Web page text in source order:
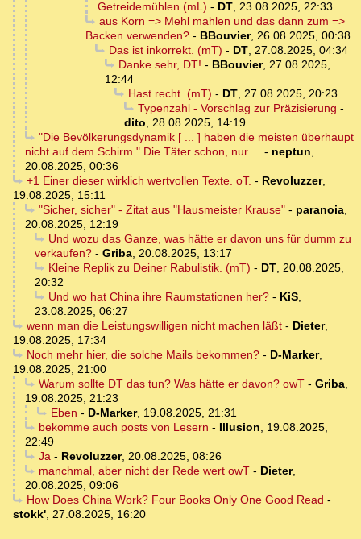
Getreidemühlen (mL) - DT, 23.08.2025, 22:33
aus Korn => Mehl mahlen und das dann zum =>
Backen verwenden? - BBouvier, 26.08.2025, 00:38
Das ist inkorrekt. (mT) - DT, 27.08.2025, 04:34
Danke sehr, DT! - BBouvier, 27.08.2025,
12:44
Hast recht. (mT) - DT, 27.08.2025, 20:23
Typenzahl - Vorschlag zur Präzisierung -
dito, 28.08.2025, 14:19
"Die Bevölkerungsdynamik [ ... ] haben die meisten überhaupt
nicht auf dem Schirm." Die Täter schon, nur ... - neptun,
20.08.2025, 00:36
+1 Einer dieser wirklich wertvollen Texte. oT. - Revoluzzer,
19.08.2025, 15:11
"Sicher, sicher" - Zitat aus "Hausmeister Krause"- paranoia,
20.08.2025, 12:19
Und wozu das Ganze, was hätte er davon uns für dumm zu
verkaufen? - Griba, 20.08.2025, 13:17
Kleine Replik zu Deiner Rabulistik. (mT) - DT, 20.08.2025,
20:32
Und wo hat China ihre Raumstationen her?- KiS,
23.08.2025, 06:27
wenn man die Leistungswilligen nicht machen läßt- Dieter,
19.08.2025, 17:34
Noch mehr hier, die solche Mails bekommen?- D-Marker,
19.08.2025, 21:00
Warum sollte DT das tun? Was hätte er davon? owT- Griba,
19.08.2025, 21:23
Eben - D-Marker, 19.08.2025, 21:31
bekomme auch posts von Lesern - Illusion, 19.08.2025,
22:49
Ja- Revoluzzer, 20.08.2025, 08:26
manchmal, aber nicht der Rede wert owT- Dieter,
20.08.2025, 09:06
How Does China Work? Four Books Only One Good Read -
stokk', 27.08.2025, 16:20